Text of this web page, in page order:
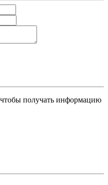
получать информацию